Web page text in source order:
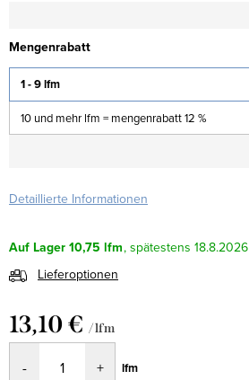
Mengenrabatt
1 - 9 lfm
10 und mehr lfm = mengenrabatt 12 %
Detaillierte Informationen
Auf Lager10,75 lfm 18.8.2026
Lieferoptionen
13,10 € / lfm
lfm